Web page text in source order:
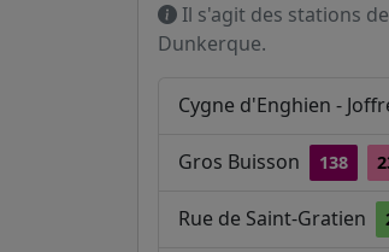
Il s'agit des stations
Dunkerque.
Cygne d'Enghien -
Gros Buisson 138
Rue de Saint-Gratien